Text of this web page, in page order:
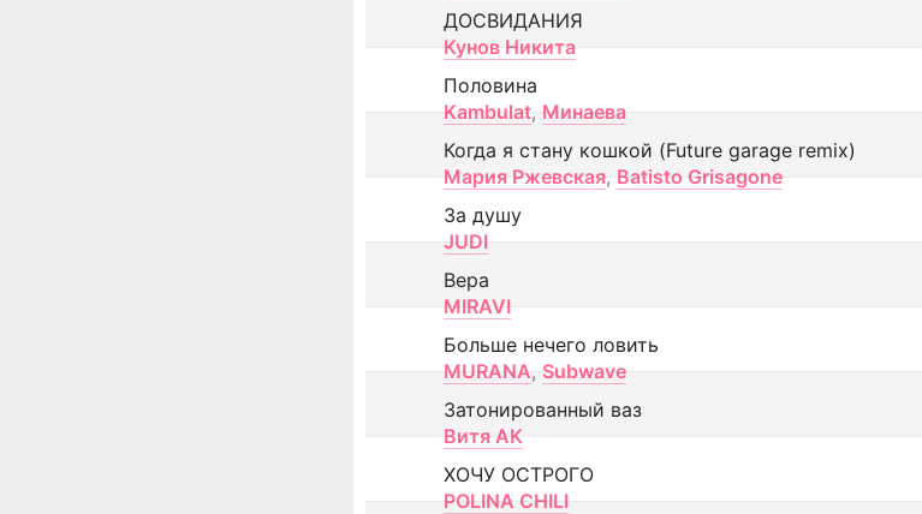
ДОСВИДАНИЯ
Кунов Никита
Половина
Kambulat, Минаева
Когда я стану кошкой (Future garage remix)
Мария Ржевская, Batisto Grisagone
За душу
JUDI
Вера
MIRAVI
Больше нечего ловить
MURANA, Subwave
Затонированный ваз
Витя АК
ХОЧУ ОСТРОГО
POLINA CHILI